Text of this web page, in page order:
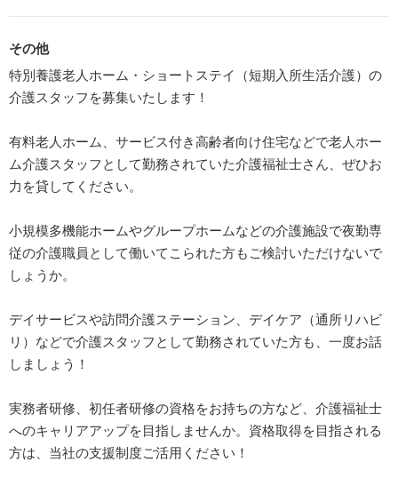
その他
特別養護老人ホーム・ショートステイ（短期入所生活介護）の
介護スタッフを募集いたします！
有料老人ホーム、サービス付き高齢者向け住宅などで老人ホー
ム介護スタッフとして勤務されていた介護福祉士さん、ぜひお
力を貸してください。
小規模多機能ホームやグループホームなどの介護施設で夜勤専
従の介護職員として働いてこられた方もご検討いただけないで
しょうか。
デイサービスや訪問介護ステーション、デイケア（通所リハビ
リ）などで介護スタッフとして勤務されていた方も、一度お話
しましょう！
実務者研修、初任者研修の資格をお持ちの方など、介護福祉士
へのキャリアアップを目指しませんか。資格取得を目指される
方は、当社の支援制度ご活用ください！